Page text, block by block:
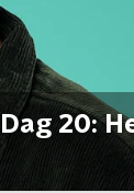
20: